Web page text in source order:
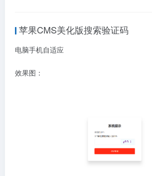
苹果CMS美化版搜索验证码
电脑手机自适应
效果图：